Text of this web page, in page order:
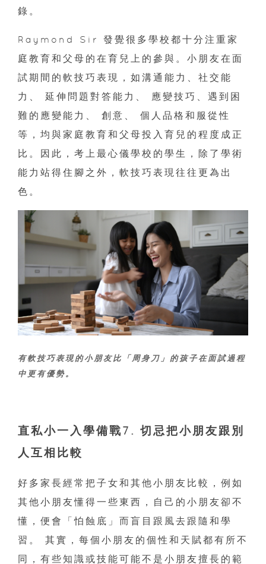
錄。
Raymond Sir 發覺很多學校都十分注重家
庭教育和父母的在育兒上的參與。小朋友在面
試期間的軟技巧表現，如溝通能力、社交能
力、 延伸問題對答能力、 應變技巧、遇到困
難的應變能力、 創意、 個人品格和服從性
等，均與家庭教育和父母投入育兒的程度成正
比。因此，考上最心儀學校的學生，除了學術
能力站得住腳之外，軟技巧表現往往更為出
色。
有軟技巧表現的小朋友比「周身刀」的孩子在面試過程
中更有優勢。
直私小一入學備戰7. 切忌把小朋友跟別
人互相比較
好多家長經常把子女和其他小朋友比較，例如
其他小朋友懂得一些東西，自己的小朋友卻不
懂，便會「怕蝕底」而盲目跟風去跟隨和學
習。 其實，每個小朋友的個性和天賦都有所不
同，有些知識或技能可能不是小朋友擅長的範